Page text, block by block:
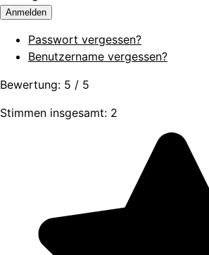
Anmelden
Passwort vergessen?
Benutzername vergessen?
Bewertung: 5 / 5
Stimmen insgesamt: 2